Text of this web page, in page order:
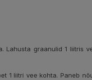
Lahusta graanulid 1 liitris
1 liitri vee kohta. Paneb